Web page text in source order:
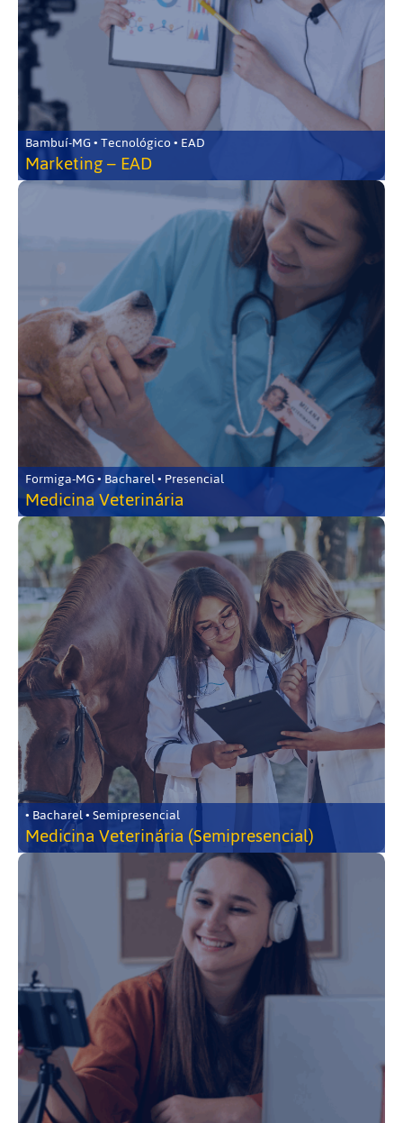
Bambuí-MG • Tecnológico • EAD
Marketing – EAD
Formiga-MG • Bacharel • Presencial
Medicina Veterinária
• Bacharel • Semipresencial
Medicina Veterinária (Semipresencial)